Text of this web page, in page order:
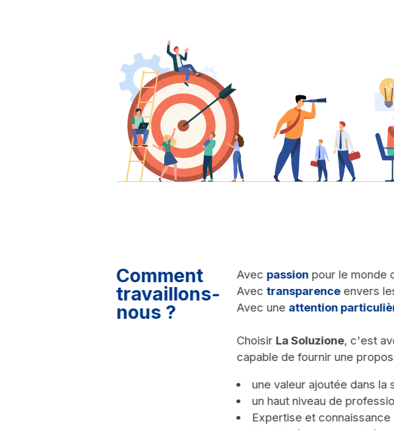
Comment
travaillons-
nous ?
Avec passionpour le monde
Avec transparenceenvers
Avec une attention
Choisir La Soluzione, c'est
capable de fournir une
une valeur ajoutée dans
un haut niveau de
Expertise et